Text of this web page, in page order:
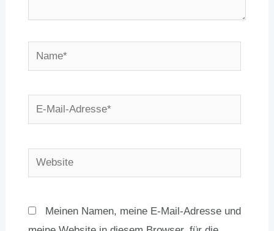
Name*
E-
Mail-
Website
Meinen Namen, meine E-Mail-Adresse und